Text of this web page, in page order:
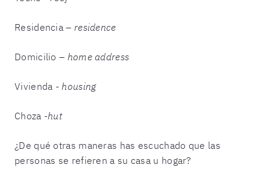
Residencia – residence
Domicilio – home address
Vivienda - housing
Choza -hut
¿De qué otras maneras has escuchado que las
personas se refieren a su casa u hogar?